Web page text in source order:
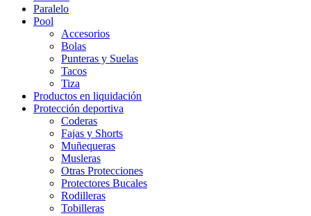
Paralelo
Pool
Accesorios
Bolas
Punteras y Suelas
Tacos
Tiza
Productos en liquidación
Protección deportiva
Coderas
Fajas y Shorts
Muñequeras
Musleras
Otras Protecciones
Protectores Bucales
Rodilleras
Tobilleras